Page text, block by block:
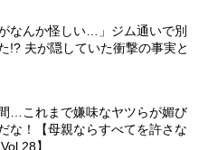
なんか怪しい…」ジム通いで別
!? 夫が隠していた衝撃の事実と
…これまで嫌味なヤツらが媚び
な！【母親ならすべてを許さな
】